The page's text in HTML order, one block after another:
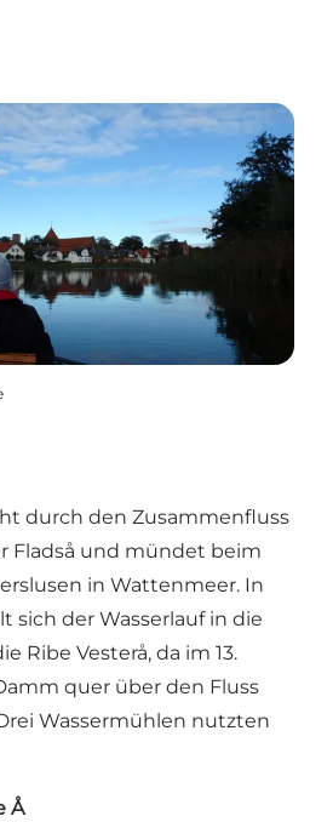
durch den Zusammenfluss
Fladså und mündet beim
in Wattenmeer. In
sich der Wasserlauf in die
Ribe Vesterå, da im 13.
quer über den Fluss
Wassermühlen nutzten
Å